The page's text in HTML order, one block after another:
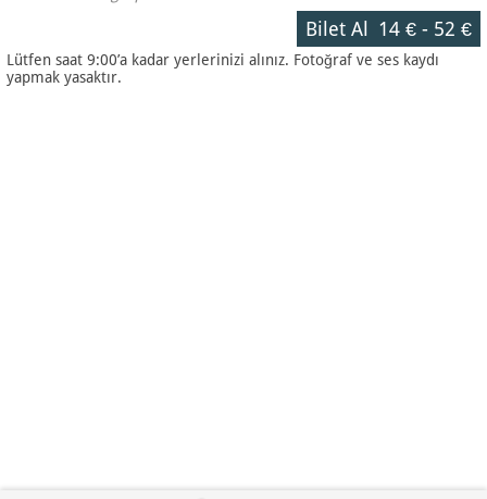
Bilet Al 14 €- 52 €
Lütfen saat 9:00’a kadar yerlerinizi alınız. Fotoğraf ve ses kaydı
yapmak yasaktır.